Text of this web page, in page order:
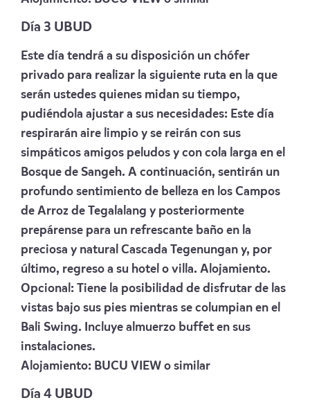
Día 3 UBUD
Este día tendrá a su disposición un chófer
privado para realizar la siguiente ruta en la que
serán ustedes quienes midan su tiempo,
pudiéndola ajustar a sus necesidades: Este día
respirarán aire limpio y se reirán con sus
simpáticos amigos peludos y con cola larga en el
Bosque de Sangeh. A continuación, sentirán un
profundo sentimiento de belleza en los Campos
de Arroz de Tegalalang y posteriormente
prepárense para un refrescante baño en la
preciosa y natural Cascada Tegenungan y, por
último, regreso a su hotel o villa. Alojamiento.
Opcional: Tiene la posibilidad de disfrutar de las
vistas bajo sus pies mientras se columpian en el
Bali Swing. Incluye almuerzo buffet en sus
instalaciones.
Alojamiento: BUCU VIEW o similar
Día 4 UBUD